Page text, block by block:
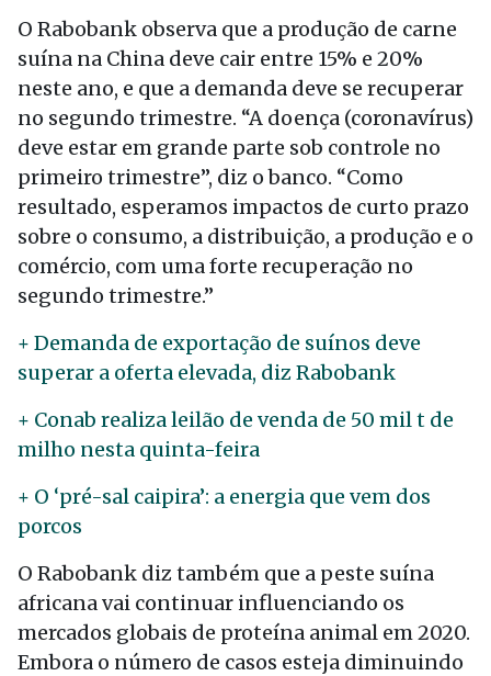
O Rabobank observa que a produção de carne
suína na China deve cair entre 15% e 20%
neste ano, e que a demanda deve se recuperar
no segundo trimestre. “A doença (coronavírus)
deve estar em grande parte sob controle no
primeiro trimestre”, diz o banco. “Como
resultado, esperamos impactos de curto prazo
sobre o consumo, a distribuição, a produção e o
comércio, com uma forte recuperação no
segundo trimestre.”
+ Demanda de exportação de suínos deve
superar a oferta elevada, diz Rabobank
+ Conab realiza leilão de venda de 50 mil t de
milho nesta quinta-feira
+ O ‘pré-sal caipira’: a energia que vem dos
porcos
O Rabobank diz também que a peste suína
africana vai continuar influenciando os
mercados globais de proteína animal em 2020.
Embora o número de casos esteja diminuindo